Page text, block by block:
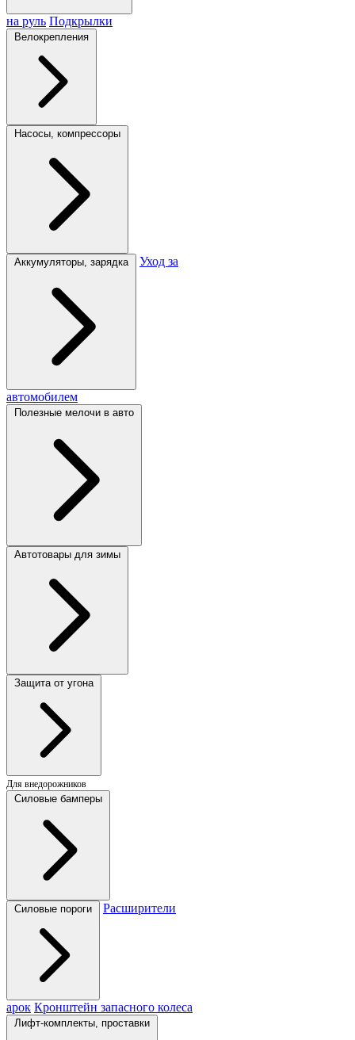
на руль Подкрылки
Велокрепления
Насосы, компрессоры
Аккумуляторы, зарядка Уход за
автомобилем
Полезные мелочи в авто
Автотовары для зимы
Защита от угона
Для внедорожников
Силовые бамперы
Силовые пороги Расширители
арок Кронштейн запасного колеса
Лифт-комплекты, проставки